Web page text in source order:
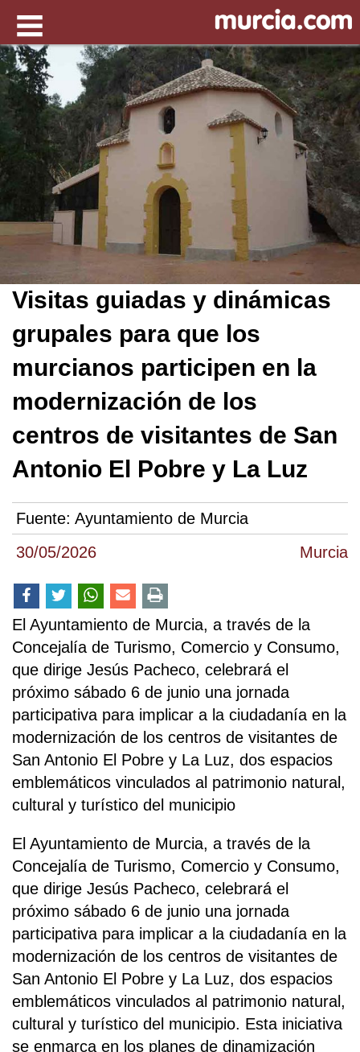
30/05/2026 Murcia
Visitas guiadas y dinámicas
grupales para que los
murcianos participen en la
modernización de los
centros de visitantes de San
Antonio El Pobre y La Luz
Fuente: Ayuntamiento de Murcia
El Ayuntamiento de Murcia, a través de la
Concejalía de Turismo, Comercio y Consumo,
que dirige Jesús Pacheco, celebrará el
próximo sábado 6 de junio una jornada
participativa para implicar a la ciudadanía en la
modernización de los centros de visitantes de
San Antonio El Pobre y La Luz, dos espacios
emblemáticos vinculados al patrimonio natural,
cultural y turístico del municipio
El Ayuntamiento de Murcia, a través de la
Concejalía de Turismo, Comercio y Consumo,
que dirige Jesús Pacheco, celebrará el
próximo sábado 6 de junio una jornada
participativa para implicar a la ciudadanía en la
modernización de los centros de visitantes de
San Antonio El Pobre y La Luz, dos espacios
emblemáticos vinculados al patrimonio natural,
cultural y turístico del municipio. Esta iniciativa
se enmarca en los planes de dinamización